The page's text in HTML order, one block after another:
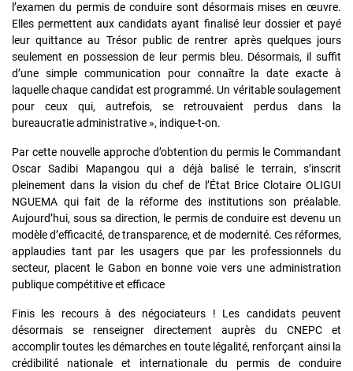
l’examen du permis de conduire sont désormais mises en œuvre.
Elles permettent aux candidats ayant finalisé leur dossier et payé
leur quittance au Trésor public de rentrer après quelques jours
seulement en possession de leur permis bleu. Désormais, il suffit
d’une simple communication pour connaître la date exacte à
laquelle chaque candidat est programmé. Un véritable soulagement
pour ceux qui, autrefois, se retrouvaient perdus dans la
bureaucratie administrative », indique-t-on.
Par cette nouvelle approche d’obtention du permis le Commandant
Oscar Sadibi Mapangou qui a déjà balisé le terrain, s’inscrit
pleinement dans la vision du chef de l’État Brice Clotaire OLIGUI
NGUEMA qui fait de la réforme des institutions son préalable.
Aujourd’hui, sous sa direction, le permis de conduire est devenu un
modèle d’efficacité, de transparence, et de modernité. Ces réformes,
applaudies tant par les usagers que par les professionnels du
secteur, placent le Gabon en bonne voie vers une administration
publique compétitive et efficace
Finis les recours à des négociateurs ! Les candidats peuvent
désormais se renseigner directement auprès du CNEPC et
accomplir toutes les démarches en toute légalité, renforçant ainsi la
crédibilité nationale et internationale du permis de conduire